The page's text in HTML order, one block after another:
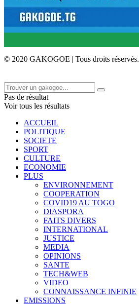
© 2020 GAKOGOE | Tous droits réservés.
Pas de résultat
Voir tous les résultats
ACCUEIL
POLITIQUE
SOCIETE
SPORT
CULTURE
ECONOMIE
PLUS
ENVIRONNEMENT
COOPERATION
COVID19 AU TOGO
DIASPORA
FAITS DIVERS
INTERNATIONAL
JUSTICE
MEDIA
OPINIONS
SANTE
TECH&WEB
VIDEO
CONNAISSANCE INFINIE
EMISSIONS